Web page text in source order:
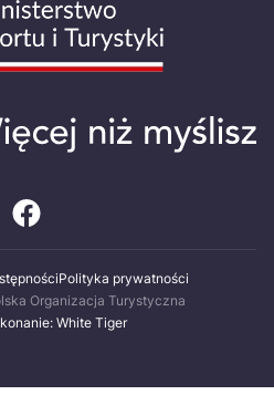
Polityka prywatności
Organizacja Turystyczna
White Tiger